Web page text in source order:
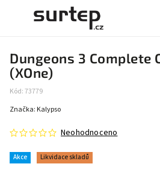
Dungeons 3 Complete
(XOne)
Kód:73779
Akce Likvidace skladů
Neohodnoceno
Značka: Kalypso